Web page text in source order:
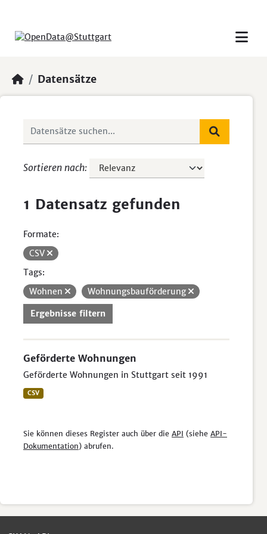
Datensätze
Sortieren nach
1 Datensatz gefunden
Formate:
CSV
Tags:
Wohnen
Wohnungsbauförderung
Ergebnisse filtern
Geförderte Wohnungen
Geförderte Wohnungen in Stuttgart seit 1991
CSV
Sie können dieses Register auch über die API (siehe API-
Dokumentation) abrufen.